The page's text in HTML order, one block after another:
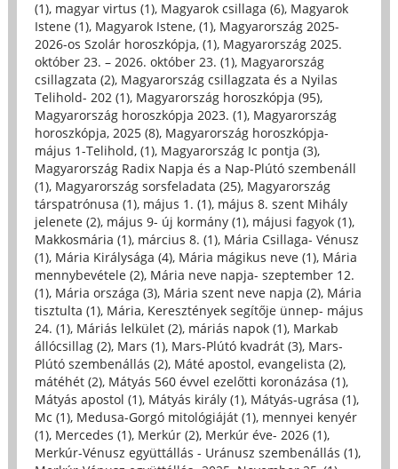
(1), magyar virtus (1), Magyarok csillaga (6), Magyarok
Istene (1), Magyarok Istene, (1), Magyarország 2025-
2026-os Szolár horoszkópja, (1), Magyarország 2025.
október 23. – 2026. október 23. (1), Magyarország
csillagzata (2), Magyarország csillagzata és a Nyilas
Telihold- 202 (1), Magyarország horoszkópja (95),
Magyarország horoszkópja 2023. (1), Magyarország
horoszkópja, 2025 (8), Magyarország horoszkópja-
május 1-Telihold, (1), Magyarország Ic pontja (3),
Magyarország Radix Napja és a Nap-Plútó szembenáll
(1), Magyarország sorsfeladata (25), Magyarország
társpatrónusa (1), május 1. (1), május 8. szent Mihály
jelenete (2), május 9- új kormány (1), májusi fagyok (1),
Makkosmária (1), március 8. (1), Mária Csillaga- Vénusz
(1), Mária Királysága (4), Mária mágikus neve (1), Mária
mennybevétele (2), Mária neve napja- szeptember 12.
(1), Mária országa (3), Mária szent neve napja (2), Mária
tisztulta (1), Mária, Keresztények segítője ünnep- május
24. (1), Máriás lelkület (2), máriás napok (1), Markab
állócsillag (2), Mars (1), Mars-Plútó kvadrát (3), Mars-
Plútó szembenállás (2), Máté apostol, evangelista (2),
mátéhét (2), Mátyás 560 évvel ezelőtti koronázása (1),
Mátyás apostol (1), Mátyás király (1), Mátyás-ugrása (1),
Mc (1), Medusa-Gorgó mitológiáját (1), mennyei kenyér
(1), Mercedes (1), Merkúr (2), Merkúr éve- 2026 (1),
Merkúr-Vénusz együttállás - Uránusz szembenállás (1),